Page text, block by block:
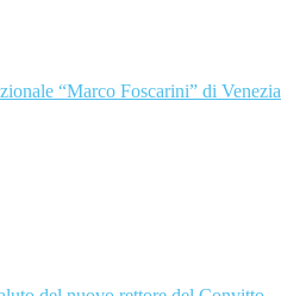
“Marco Foscarini” di Venezia